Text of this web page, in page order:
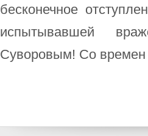
бесконечное
испытывавшей
Суворовым! Со времен